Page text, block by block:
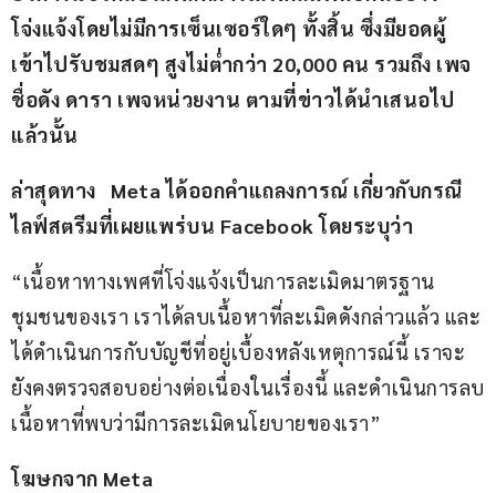
โจ่งแจ้งโดยไม่มีการเซ็นเซอร์ใดๆ ทั้งสิ้น ซึ่งมียอดผู้
เข้าไปรับชมสดๆ สูงไม่ต่ำกว่า 20,000 คน รวมถึง เพจ
ชื่อดัง ดารา เพจหน่วยงาน ตามที่ข่าวได้นำเสนอไป
แล้วนั้น
ล่าสุดทาง   Meta ได้ออกคำแถลงการณ์ เกี่ยวกับกรณี
ไลฟ์สตรีมที่เผยแพร่บน Facebook โดยระบุว่า
“เนื้อหาทางเพศที่โจ่งแจ้งเป็นการละเมิดมาตรฐาน
ชุมชนของเรา เราได้ลบเนื้อหาที่ละเมิดดังกล่าวแล้ว และ
ได้ดำเนินการกับบัญชีที่อยู่เบื้องหลังเหตุการณ์นี้ เราจะ
ยังคงตรวจสอบอย่างต่อเนื่องในเรื่องนี้ และดำเนินการลบ
เนื้อหาที่พบว่ามีการละเมิดนโยบายของเรา”
โฆษกจาก Meta